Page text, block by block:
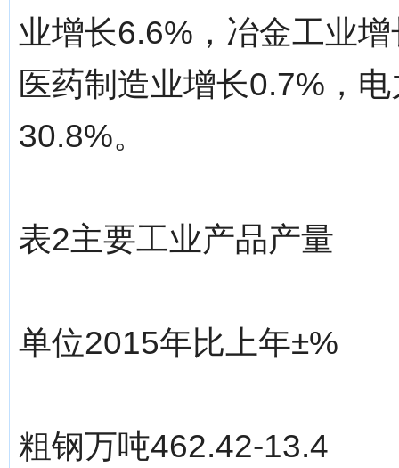
业增长6.6%，冶金工业
医药制造业增长0.7%，
30.8%。
表2主要工业产品产量
单位2015年比上年±%
粗钢万吨462.42-13.4